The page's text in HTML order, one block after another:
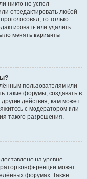
никто не успел
отредактировать любой
то только
или удалить
менять варианты
пользователям или
такие форумы, создавать в
действия, вам может
с модератором или
такого разрешения.
на уровне
конференции может
форумах. Также